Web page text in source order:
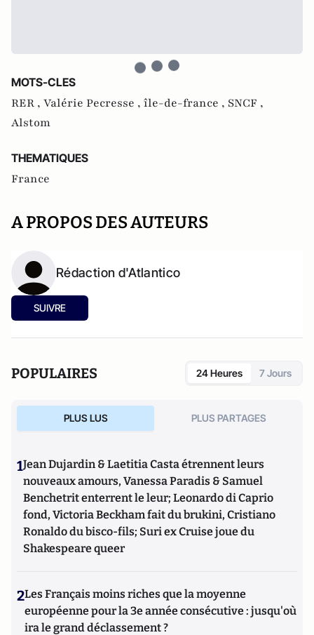
MOTS-CLES
RER , Valérie Pecresse , île-de-france , SNCF ,
Alstom
THEMATIQUES
France
A PROPOS DES AUTEURS
Rédaction d'Atlantico
SUIVRE
POPULAIRES 24 Heures 7 Jours
PLUS LUS PLUS PARTAGES
1Jean Dujardin & Laetitia Casta étrennent leurs
nouveaux amours, Vanessa Paradis & Samuel
Benchetrit enterrent le leur; Leonardo di Caprio
fond, Victoria Beckham fait du brukini, Cristiano
Ronaldo du bisco-fils; Suri ex Cruise joue du
Shakespeare queer
2Les Français moins riches que la moyenne
européenne pour la 3e année consécutive : jusqu'où
ira le grand déclassement ?